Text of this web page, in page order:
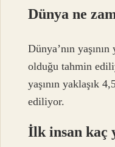
Dünya ne
Dünya’nın
olduğu tahmin
yaşının yaklaşık
ediliyor.
İlk insan kaç